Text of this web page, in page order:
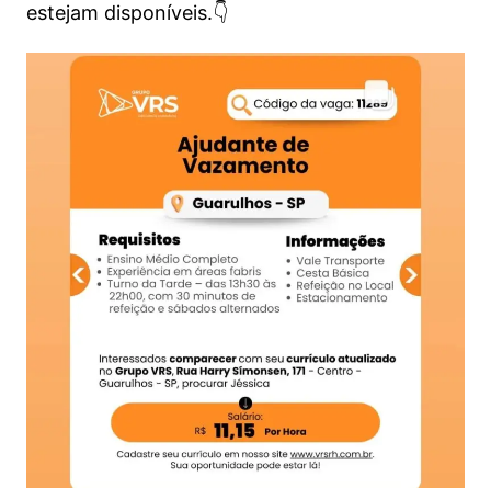
estejam disponíveis.👇